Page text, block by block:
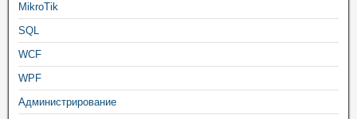
MikroTik
SQL
WCF
WPF
Администрирование